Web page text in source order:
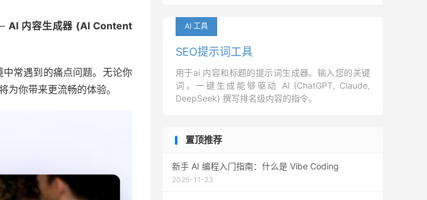
AI 内容生成器 (AI Content
常遇到的痛点问题。无论你
你带来更流畅的体验。
AI 工具
SEO提示词工具
用于ai 内容和标题的提示词生成器。输入您的关键
词，一键生成能够驱动 AI (ChatGPT, Claude,
DeepSeek) 撰写排名级内容的指令。
置顶推荐
新手 AI 编程入门指南：什么是 Vibe Coding
2025-11-23